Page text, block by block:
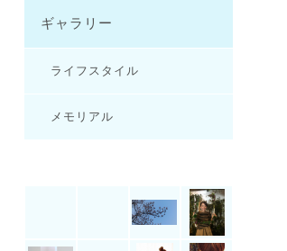
ギャラリー
ライフスタイル
メモリアル